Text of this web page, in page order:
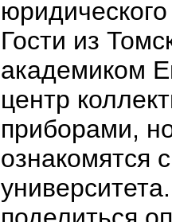
Гости из
академиком
центр
приборами,
ознакомятся